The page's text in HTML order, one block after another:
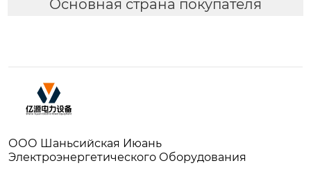
Основная страна покупателя
ООО Шаньсийская Июань
Электроэнергетического Оборудования